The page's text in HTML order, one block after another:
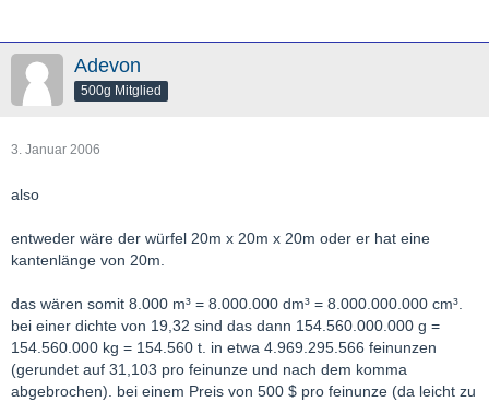
Adevon
500g Mitglied
3. Januar 2006
also
entweder wäre der würfel 20m x 20m x 20m oder er hat eine
kantenlänge von 20m.
das wären somit 8.000 m³ = 8.000.000 dm³ = 8.000.000.000 cm³.
bei einer dichte von 19,32 sind das dann 154.560.000.000 g =
154.560.000 kg = 154.560 t. in etwa 4.969.295.566 feinunzen
(gerundet auf 31,103 pro feinunze und nach dem komma
abgebrochen). bei einem Preis von 500 $ pro feinunze (da leicht zu